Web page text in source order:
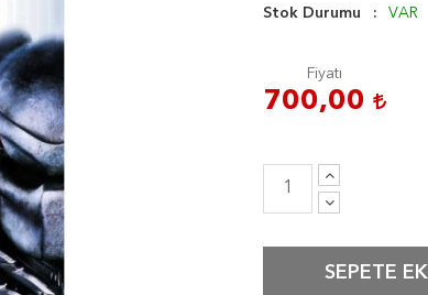
Stok Durumu
VAR
Fiyatı
700,00
SEPETE